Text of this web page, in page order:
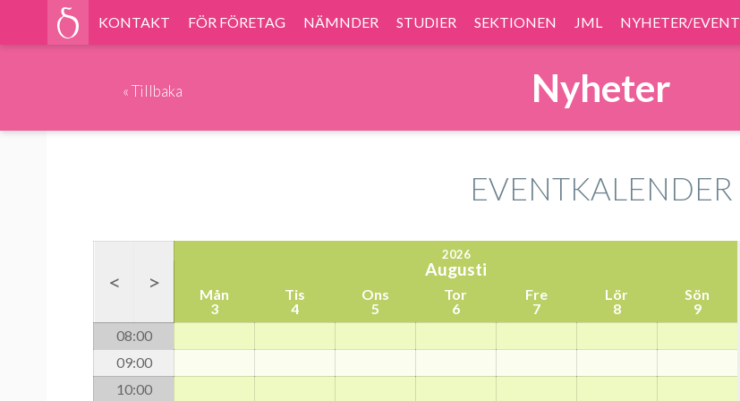
KONTAKT FÖR FÖRETAG NÄMNDER STUDIER SEKTIONEN JML NYHETER/EVENT
«Tillbaka Nyheter
EVENTKALENDER
< >
2026
Augusti
Mån
3
Tis
4
Ons
5
Tor
6
Fre
7
Lör
8
Sön
9
08:00
09:00
10:00